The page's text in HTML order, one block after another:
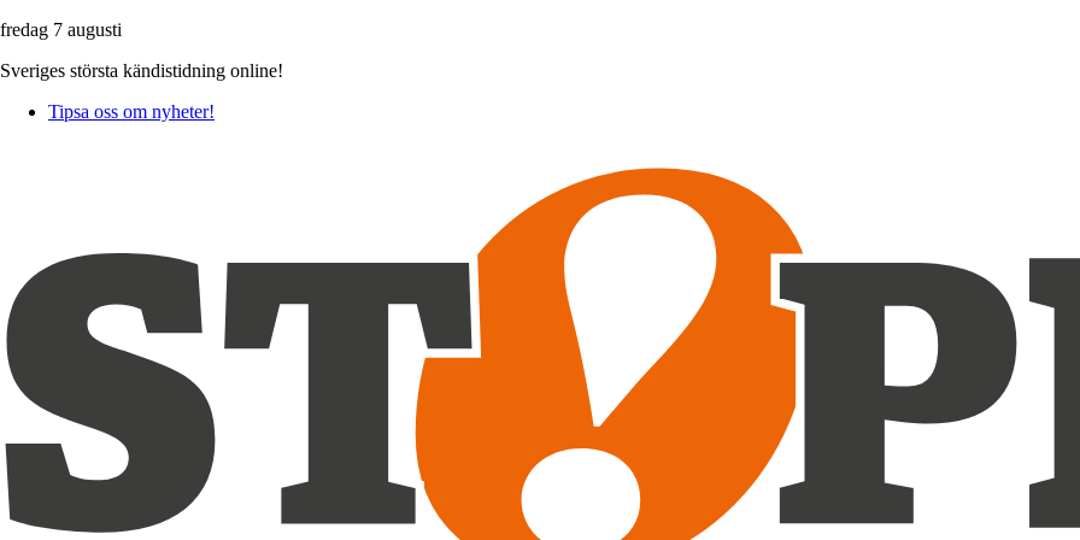
fredag 7 augusti
Sveriges största kändistidning online!
Tipsa oss om nyheter!